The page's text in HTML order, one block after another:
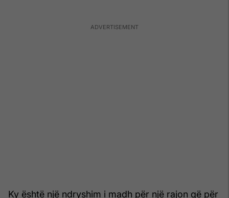
Ky është një ndryshim i madh për një rajon që për